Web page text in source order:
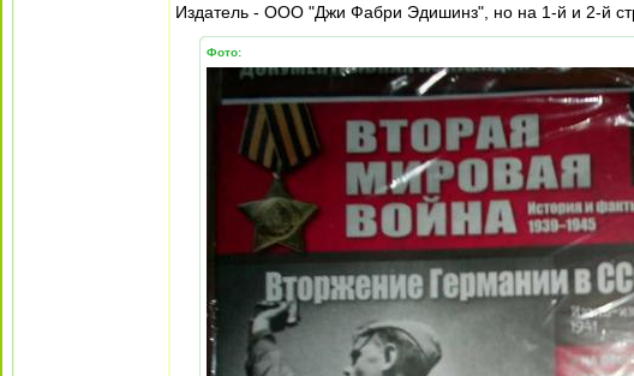
Издатель - ООО "Джи Фабри Эдишинз", но на 1-й и 2-й
Фото: